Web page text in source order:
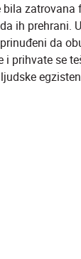
zatrovana
ih prehrani.
da
i prihvate se